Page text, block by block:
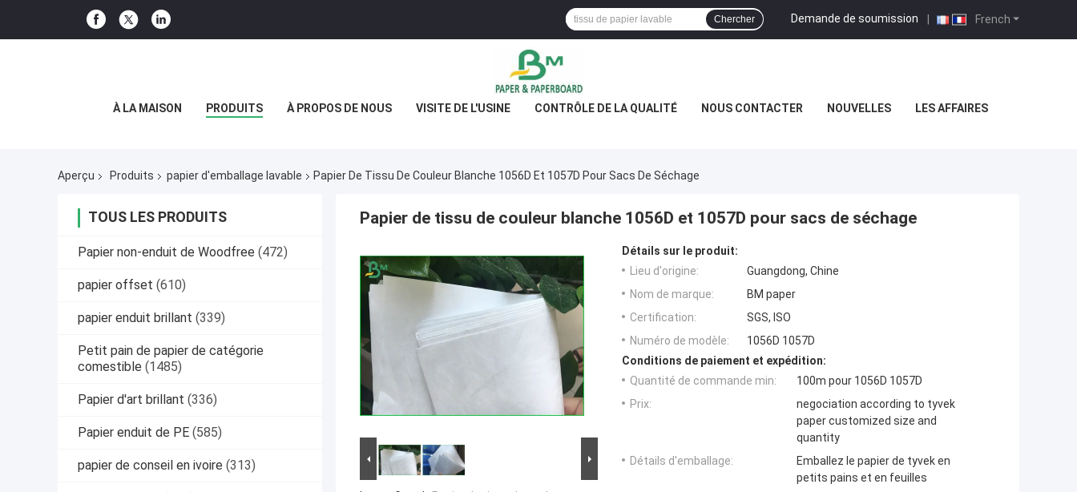
French
Demande de soumission |
Chercher
À LA MAISON PRODUITS À PROPOS DE NOUS VISITE DE L'USINE CONTRÔLE DE LA QUALITÉ NOUS CONTACTER NOUVELLES LES AFFAIRES
Aperçu Produits papier d'emballage lavable Papier De Tissu De Couleur Blanche 1056D Et 1057D Pour Sacs De Séchage
TOUS LES PRODUITS
Papier non-enduit de Woodfree (472)
papier offset (610)
papier enduit brillant (339)
Petit pain de papier de catégorie
comestible (1485)
Papier d'art brillant (336)
Papier enduit de PE (585)
papier de conseil en ivoire (313)
Papier de tissu de couleur blanche 1056D et 1057D pour sacs de séchage
Détails sur le produit:
Lieu d'origine:
Guangdong, Chine
Nom de marque:
BM paper
Certification:
SGS, ISO
Numéro de modèle:
1056D 1057D
Conditions de paiement et expédition:
Quantité de commande min:
100m pour 1056D 1057D
Prix:
negociation according to tyvek
paper customized size and
quantity
Détails d'emballage:
Emballez le papier de tyvek en
petits pains et en feuilles